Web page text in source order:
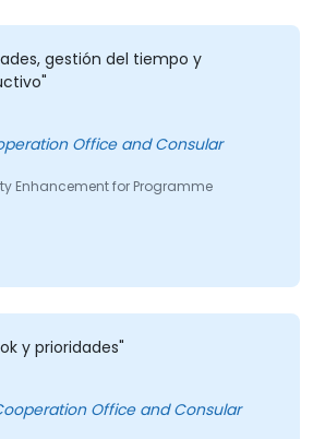
gestión del tiempo y
Enhancement for Programme
y prioridades"